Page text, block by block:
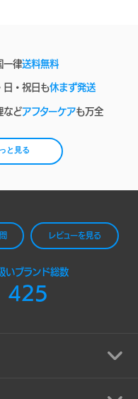
一律送料無料
日・祝日も休まず発送
などアフターケアも万全
と見る
レビューを見る
いブランド総数
425